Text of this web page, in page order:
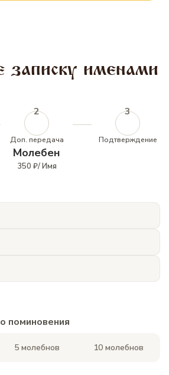
записку именами
2
Доп. передача
3
Подтверждение
Молебен
350 ₽/ Имя
поминовения
5 молебнов 10 молебнов